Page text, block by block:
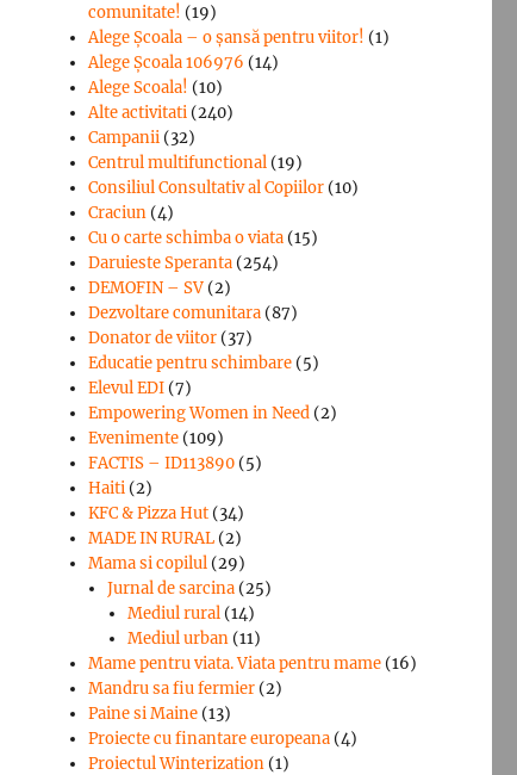
comunitate! (19)
Alege Şcoala – o şansă pentru viitor! (1)
Alege Școala 106976 (14)
Alege Scoala! (10)
Alte activitati (240)
Campanii (32)
Centrul multifunctional (19)
Consiliul Consultativ al Copiilor (10)
Craciun (4)
Cu o carte schimba o viata (15)
Daruieste Speranta (254)
DEMOFIN – SV (2)
Dezvoltare comunitara (87)
Donator de viitor (37)
Educatie pentru schimbare (5)
Elevul EDI (7)
Empowering Women in Need (2)
Evenimente (109)
FACTIS – ID113890 (5)
Haiti (2)
KFC & Pizza Hut (34)
MADE IN RURAL (2)
Mama si copilul (29)
Jurnal de sarcina (25)
Mediul rural(14)
Mediul urban(11)
Mame pentru viata. Viata pentru mame (16)
Mandru sa fiu fermier (2)
Paine si Maine (13)
Proiecte cu finantare europeana (4)
Proiectul Winterization (1)